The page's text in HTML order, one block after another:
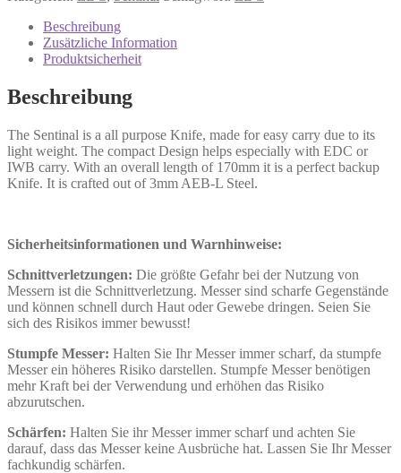
Beschreibung
Zusätzliche Information
Produktsicherheit
Beschreibung
The Sentinal is a all purpose Knife, made for easy carry due to its
light weight. The compact Design helps especially with EDC or
IWB carry. With an overall length of 170mm it is a perfect backup
Knife. It is crafted out of 3mm AEB-L Steel.
Sicherheitsinformationen und Warnhinweise:
Schnittverletzungen: Die größte Gefahr bei der Nutzung von
Messern ist die Schnittverletzung. Messer sind scharfe Gegenstände
und können schnell durch Haut oder Gewebe dringen. Seien Sie
sich des Risikos immer bewusst!
Stumpfe Messer: Halten Sie Ihr Messer immer scharf, da stumpfe
Messer ein höheres Risiko darstellen. Stumpfe Messer benötigen
mehr Kraft bei der Verwendung und erhöhen das Risiko
abzurutschen.
Schärfen: Halten Sie ihr Messer immer scharf und achten Sie
darauf, dass das Messer keine Ausbrüche hat. Lassen Sie Ihr Messer
fachkundig schärfen.